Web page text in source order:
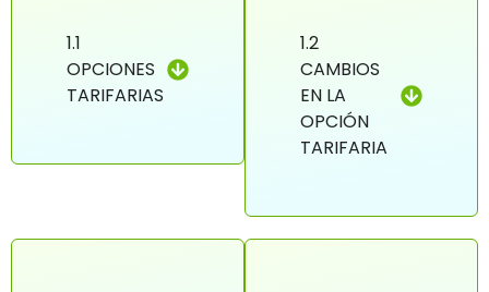
1.1
OPCIONES
TARIFARIAS
1.2
CAMBIOS
EN LA
OPCIÓN
TARIFARIA